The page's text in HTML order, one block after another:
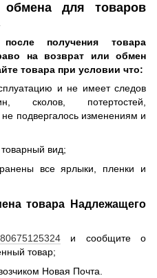
для товаров
получения товара
на возврат или обмен
товара при условии что:
и не имеет следов
сколов, потертостей,
подвергалось изменениям и
вид;
все ярлыки, пленки и
товара Надлежащего
и сообщите о
товар;
Новая Почта.